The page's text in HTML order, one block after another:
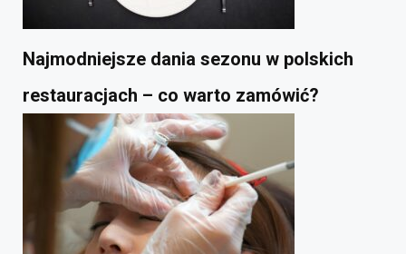
Najmodniejsze dania sezonu w polskich
restauracjach – co warto zamówić?